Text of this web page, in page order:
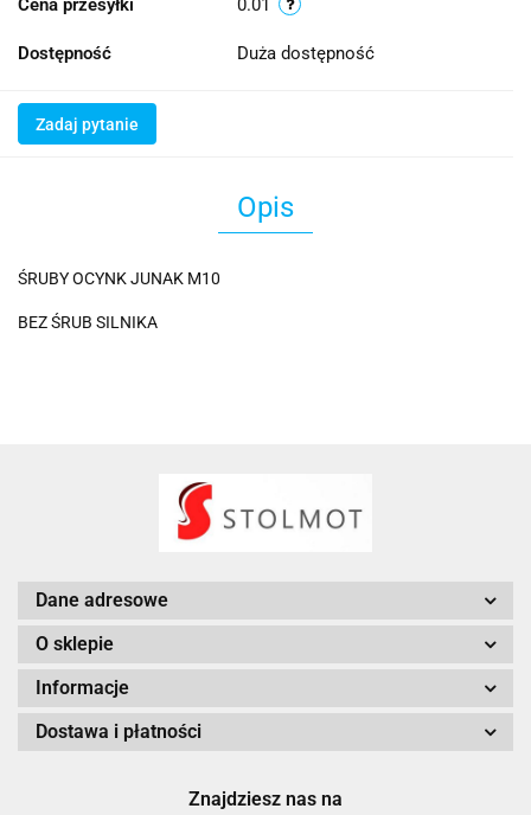
Cena przesyłki 0.01
Dostępność Duża dostępność
Zadaj pytanie
Opis
ŚRUBY OCYNK JUNAK M10
BEZ ŚRUB SILNIKA
Dane adresowe
O sklepie
Informacje
Dostawa i płatności
Znajdziesz nas na